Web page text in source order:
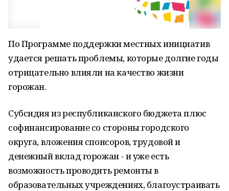
По Программе поддержки местных инициатив
удается решать проблемы, которые долгие годы
отрицательно влияли на качество жизни
горожан.
Субсидия из республиканского бюджета плюс
софинансирование со стороны городского
округа, вложения спонсоров, трудовой и
денежный вклад горожан - и уже есть
возможность проводить ремонты в
образовательных учреждениях, благоустраивать